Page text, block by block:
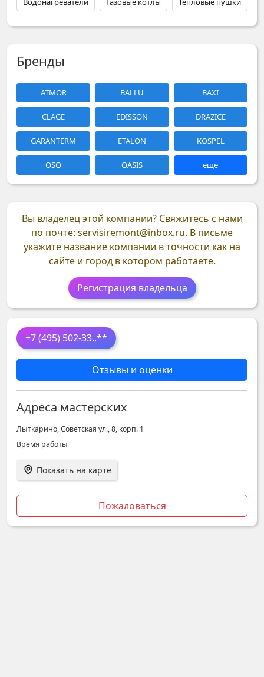
+7 (495) 502-33..**
Отзывы и оценки
Адреса мастерских
Лыткарино, Советская ул., 8, корп. 1
Время работы
Показать на карте
Пожаловаться
Бренды
ATMOR BALLU BAXI
CLAGE EDISSON DRAZICE
GARANTERM ETALON KOSPEL
OSO OASIS еще
Вы владелец этой компании? Свяжитесь с нами
по почте: servisiremont@inbox.ru. В письме
укажите название компании в точности как на
сайте и город в котором работаете.
Регистрация владельца